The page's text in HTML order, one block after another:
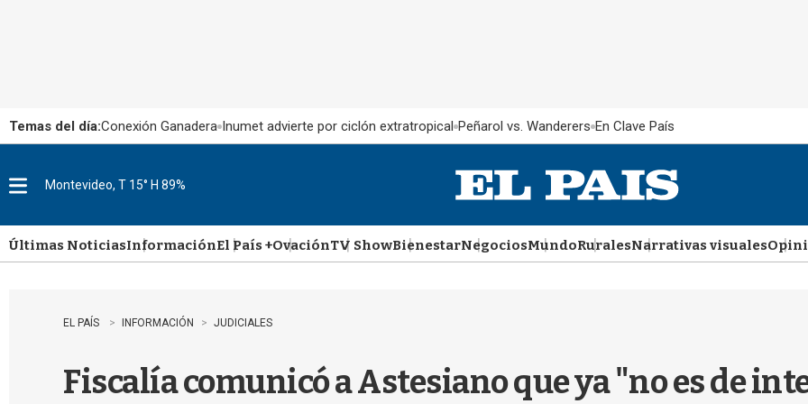
Temas del día:Conexión Ganadera Inumet advierte por ciclón extratropical Peñarol vs. Wanderers En Clave País
u
Montevideo, T 15° H 89%
Últimas NoticiasInformaciónEl País +OvaciónTV ShowBienestarNegociosMundoRuralesNarrativas visuales
EL PAÍS INFORMACIÓN JUDICIALES
Fiscalía comunicó a Astesiano que ya "no es de